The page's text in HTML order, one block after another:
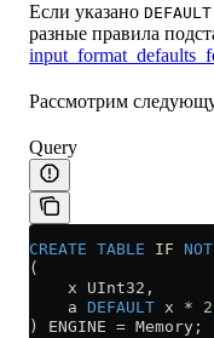
Если указано
разные правила
Рассмотрим
Query
CREATE TABLE IF NOT
(
    x UInt32,
    a
DEFAULT x * 2
) ENGINE = Memory;